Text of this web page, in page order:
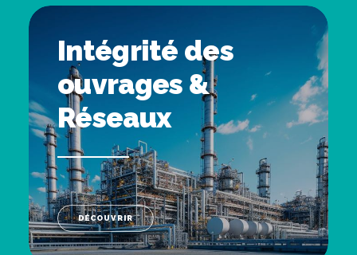
Intégrité des
ouvrages &
Réseaux
DÉCOUVRIR